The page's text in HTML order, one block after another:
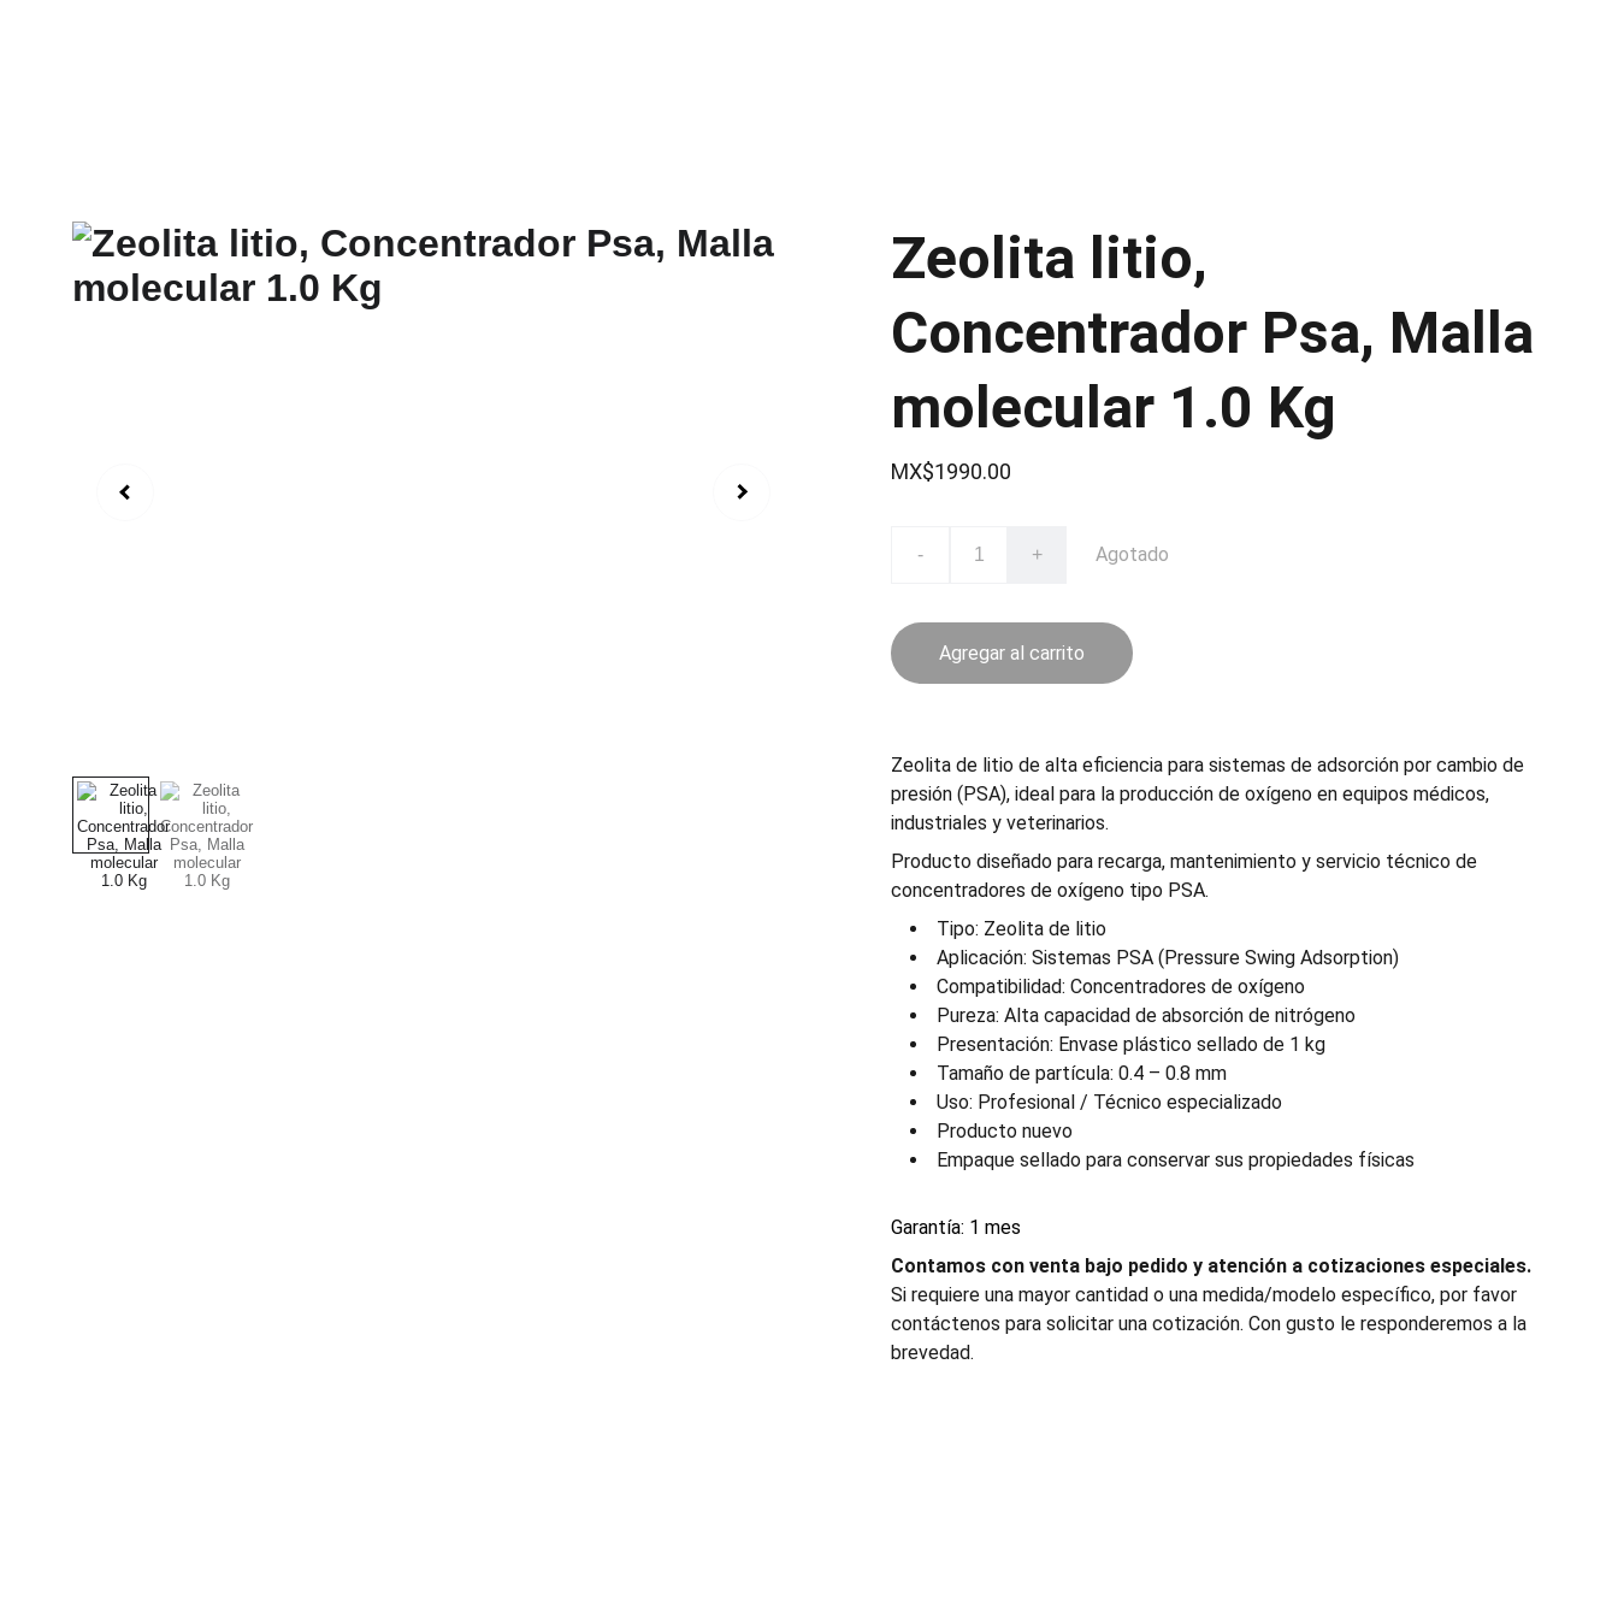
Zeolita litio,
Concentrador Psa, Malla
molecular 1.0 Kg
MX$1990.00
- + Agotado
Agregar al carrito
Zeolita de litio de alta eficiencia para sistemas de adsorción por cambio de
presión (PSA), ideal para la producción de oxígeno en equipos médicos,
industriales y veterinarios.
Producto diseñado para recarga, mantenimiento y servicio técnico de
concentradores de oxígeno tipo PSA.
Tipo: Zeolita de litio
Aplicación: Sistemas PSA (Pressure Swing Adsorption)
Compatibilidad: Concentradores de oxígeno
Pureza: Alta capacidad de absorción de nitrógeno
Presentación: Envase plástico sellado de 1 kg
Tamaño de partícula: 0.4 – 0.8 mm
Uso: Profesional / Técnico especializado
Producto nuevo
Empaque sellado para conservar sus propiedades físicas
Garantía: 1 mes
Contamos con venta bajo pedido y atención a cotizaciones especiales.
Si requiere una mayor cantidad o una medida/modelo específico, por favor
contáctenos para solicitar una cotización. Con gusto le responderemos a la
brevedad.